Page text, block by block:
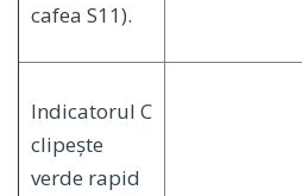
cafea S11).
Indicatorul C
clipește
verde rapid